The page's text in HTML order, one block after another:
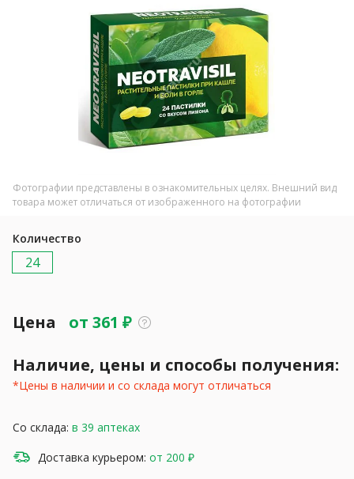
Фотографии представлены в ознакомительных целях. Внешний вид
товара может отличаться от изображенного на фотографии
Количество
24
Цена от 361 ₽
Наличие, цены и способы получения:
*Цены в наличии и со склада могут отличаться
Со склада: в 39 аптеках
Доставка курьером: от 200 ₽